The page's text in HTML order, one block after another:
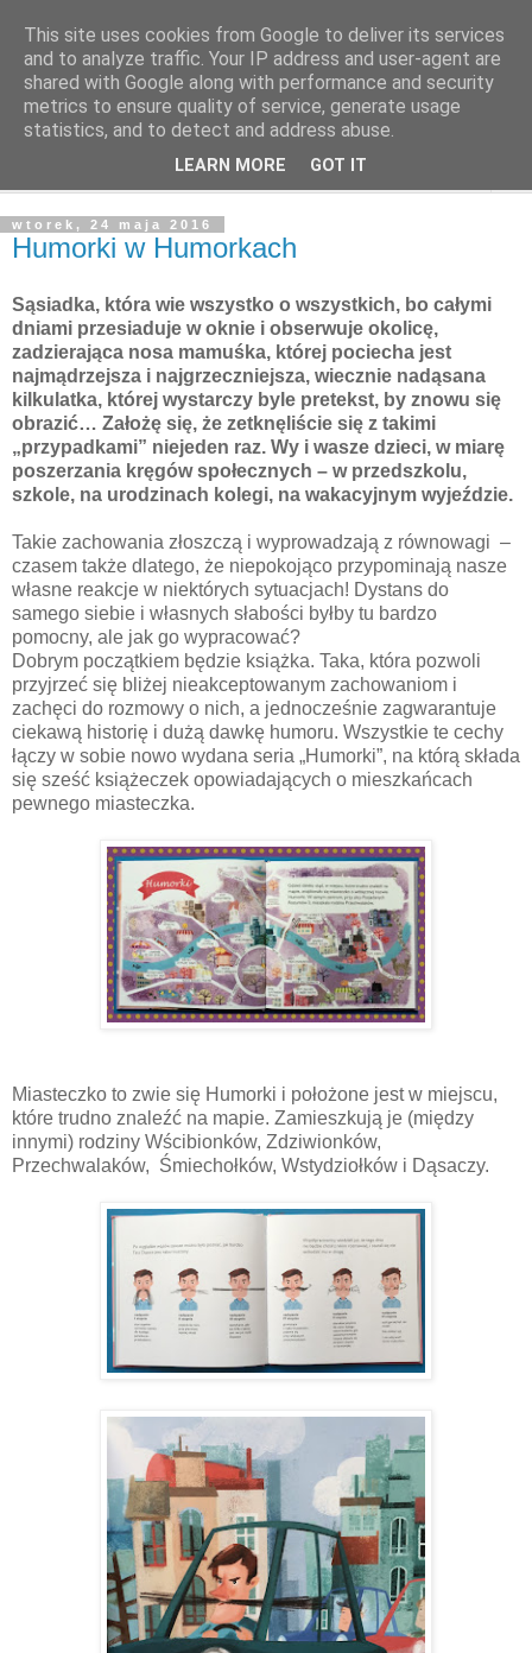
Poczytaj dziecku
BLOG O KSIĄŻKACH DLA DZIECI I MŁODZIEŻY
wtorek, 24 maja 2016
Humorki w Humorkach
Sąsiadka, która wie wszystko o wszystkich, bo całymi
dniami przesiaduje w oknie i obserwuje okolicę,
zadzierająca nosa mamuśka, której pociecha jest
najmądrzejsza i najgrzeczniejsza, wiecznie nadąsana
kilkulatka, której wystarczy byle pretekst, by znowu się
obrazić… Założę się, że zetknęliście się z takimi
„przypadkami” niejeden raz. Wy i wasze dzieci, w miarę
poszerzania kręgów społecznych – w przedszkolu,
szkole, na urodzinach kolegi, na wakacyjnym wyjeździe.
Takie zachowania złoszczą i wyprowadzają z równowagi –
czasem także dlatego, że niepokojąco przypominają nasze
własne reakcje w niektórych sytuacjach! Dystans do
samego siebie i własnych słabości byłby tu bardzo
pomocny, ale jak go wypracować?
Dobrym początkiem będzie książka. Taka, która pozwoli
przyjrzeć się bliżej nieakceptowanym zachowaniom i
zachęci do rozmowy o nich, a jednocześnie zagwarantuje
ciekawą historię i dużą dawkę humoru. Wszystkie te cechy
łączy w sobie nowo wydana seria „Humorki”, na którą składa
się sześć książeczek opowiadających o mieszkańcach
pewnego miasteczka.
Miasteczko to zwie się Humorki i położone jest w miejscu,
które trudno znaleźć na mapie. Zamieszkują je (między
innymi) rodziny Wścibionków, Zdziwionków,
Przechwalaków, Śmiechołków, Wstydziołków i Dąsaczy.
This site uses cookies from Google to deliver its services
and to analyze traffic. Your IP address and user-agent are
shared with Google along with performance and security
metrics to ensure quality of service, generate usage
statistics, and to detect and address abuse.
LEARN MORE GOT IT